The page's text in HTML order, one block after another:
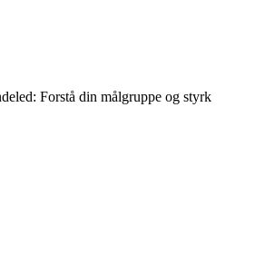
Forstå din målgruppe og styrk